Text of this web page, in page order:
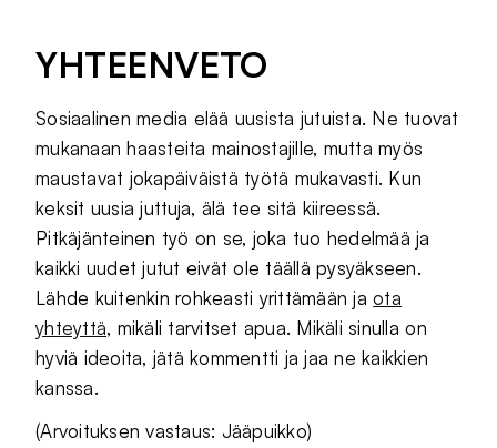
YHTEENVETO
Sosiaalinen media elää uusista jutuista. Ne tuovat
mukanaan haasteita mainostajille, mutta myös
maustavat jokapäiväistä työtä mukavasti. Kun
keksit uusia juttuja, älä tee sitä kiireessä.
Pitkäjänteinen työ on se, joka tuo hedelmää ja
kaikki uudet jutut eivät ole täällä pysyäkseen.
Lähde kuitenkin rohkeasti yrittämään jaota
yhteyttä, mikäli tarvitset apua. Mikäli sinulla on
hyviä ideoita, jätä kommentti ja jaa ne kaikkien
kanssa.
(Arvoituksen vastaus: Jääpuikko)